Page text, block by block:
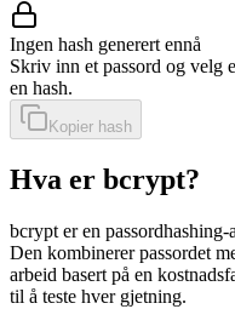
Ingen hash generert ennå
Skriv inn et passord og velg
en hash.
Kopier hash
Hva er bcrypt?
bcrypt er en
Den kombinerer passordet
arbeid basert på en
til å teste hver gjetning.